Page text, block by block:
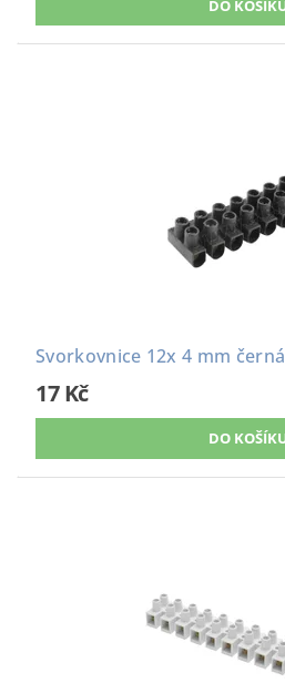
Svorkovnice 12x 4 mm černá
17 Kč